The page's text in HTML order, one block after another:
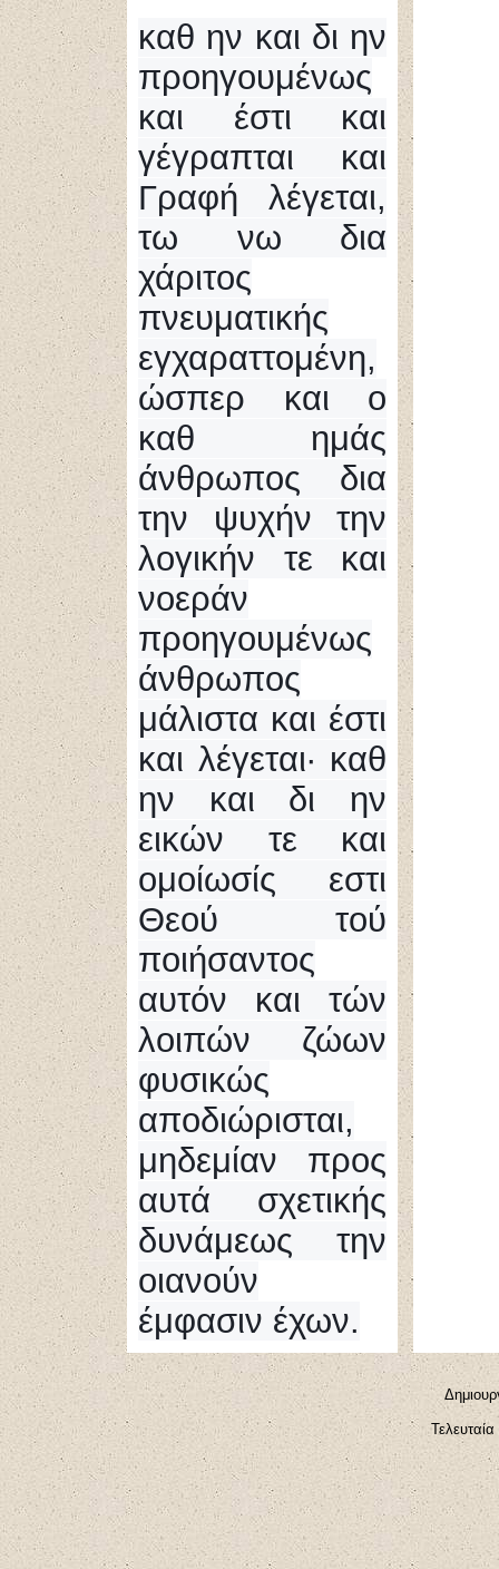
καθ ην και δι ην
προηγουμένως
και έστι και
γέγραπται και
Γραφή λέγεται,
τω νω δια
χάριτος
πνευματικής
εγχαραττομένη,
ώσπερ και ο
καθ ημάς
άνθρωπος δια
την ψυχήν την
λογικήν τε και
νοεράν
προηγουμένως
άνθρωπος
μάλιστα και έστι
και λέγεται· καθ
ην και δι ην
εικών τε και
ομοίωσίς εστι
Θεού τού
ποιήσαντος
αυτόν και τών
λοιπών ζώων
φυσικώς
αποδιώρισται,
μηδεμίαν προς
αυτά σχετικής
δυνάμεως την
οιανούν
έμφασιν έχων.